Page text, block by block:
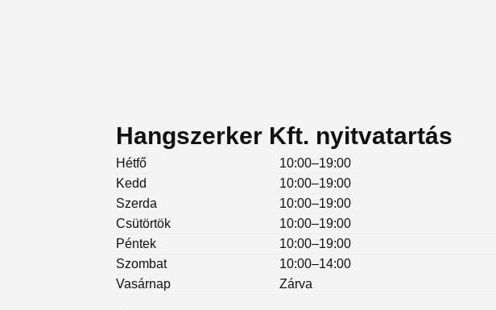
Hangszerker Kft. nyitvatartás
Hétfő
10:00–19:00
Kedd
10:00–19:00
Szerda
10:00–19:00
Csütörtök
10:00–19:00
Péntek
10:00–19:00
Szombat
10:00–14:00
Vasárnap
Zárva